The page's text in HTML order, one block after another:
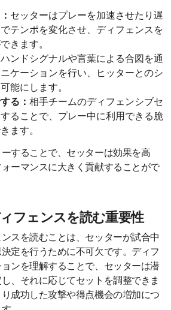
セッターはプレーを加速させたり遅
テンポを変化させ、ディフェンスを
きます。
ハンドシグナルや言葉による合図を通
ケーションを行い、ヒッターとのシ
能にします。
る：相手チームのディフェンシブセ
ることで、プレー中に利用できる脆
ます。
することで、セッターは効果を高
ーマンスに大きく貢献することがで
フェンスを読む重要性
スを読むことは、セッターが試合中
定を行うために不可欠です。ディフ
ンを理解することで、セッターは潜
、それに応じてセットを調整できま
成功した攻撃や得点機会の増加につ